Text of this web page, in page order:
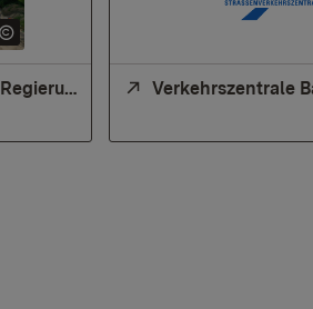
Große Baumaßnahmen im Regierungsbezirk Tübingen